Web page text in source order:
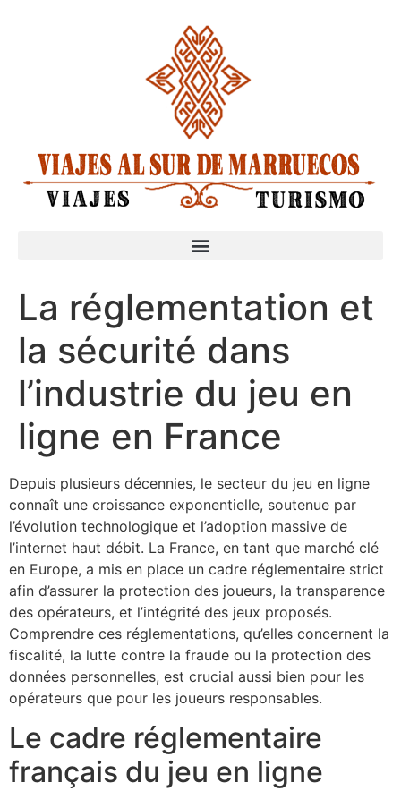
La réglementation et
la sécurité dans
l’industrie du jeu en
ligne en France
Depuis plusieurs décennies, le secteur du jeu en ligne
connaît une croissance exponentielle, soutenue par
l’évolution technologique et l’adoption massive de
l’internet haut débit. La France, en tant que marché clé
en Europe, a mis en place un cadre réglementaire strict
afin d’assurer la protection des joueurs, la transparence
des opérateurs, et l’intégrité des jeux proposés.
Comprendre ces réglementations, qu’elles concernent la
fiscalité, la lutte contre la fraude ou la protection des
données personnelles, est crucial aussi bien pour les
opérateurs que pour les joueurs responsables.
Le cadre réglementaire
français du jeu en ligne